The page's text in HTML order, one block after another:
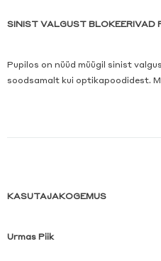
SINIST VALGUST BLOKEERIVAD
Pupilos on nüüd müügil sinist
soodsamalt kui optikapoodidest.
KASUTAJAKOGEMUS
Urmas Piik